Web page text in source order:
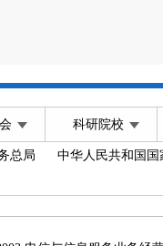
科研院校
总局 中华人民共和国